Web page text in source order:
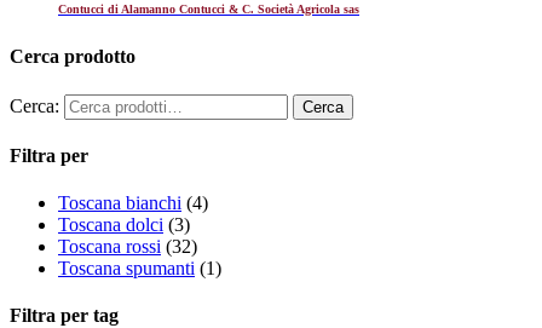
Contucci di Alamanno Contucci & C. Società Agricola sas
Cerca prodotto
Cerca:
Filtra per
Toscana bianchi (4)
Toscana dolci (3)
Toscana rossi (32)
Toscana spumanti (1)
Filtra per tag